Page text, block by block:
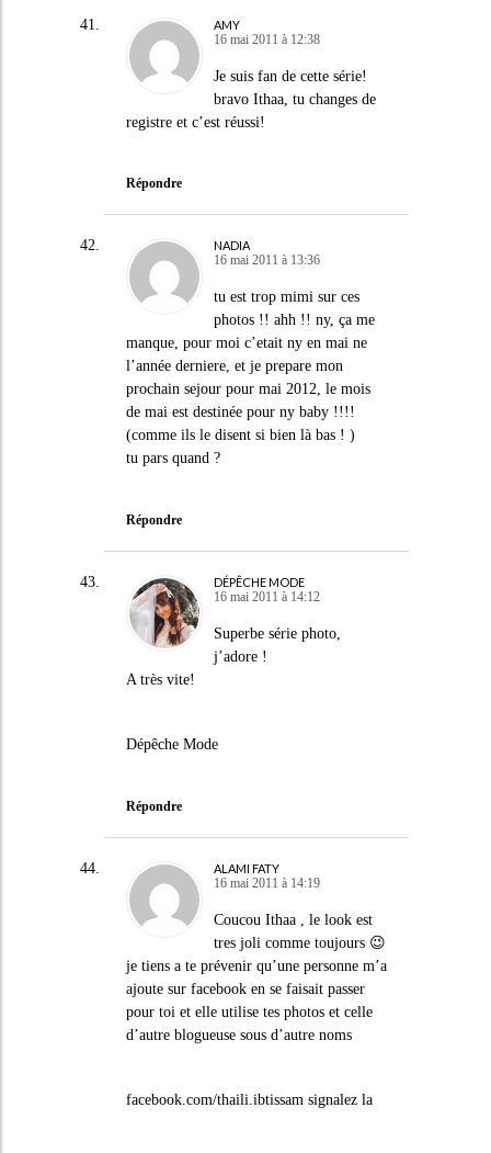
AMY
16 mai 2011 à 12:38
Je suis fan de cette série!
bravo Ithaa, tu changes de
registre et c’est réussi!
Répondre
NADIA
16 mai 2011 à 13:36
tu est trop mimi sur ces
photos !! ahh !! ny, ça me
manque, pour moi c’etait ny en mai ne
l’année derniere, et je prepare mon
prochain sejour pour mai 2012, le mois
de mai est destinée pour ny baby !!!!
(comme ils le disent si bien là bas ! )
tu pars quand ?
Répondre
DÉPÊCHE MODE
16 mai 2011 à 14:12
Superbe série photo,
j’adore !
A très vite!
Dépêche Mode
Répondre
ALAMI FATY
16 mai 2011 à 14:19
Coucou Ithaa , le look est
tres joli comme toujours 😉
je tiens a te prévenir qu’une personne m’a
ajoute sur facebook en se faisait passer
pour toi et elle utilise tes photos et celle
d’autre blogueuse sous d’autre noms
facebook.com/thaili.ibtissam signalez la